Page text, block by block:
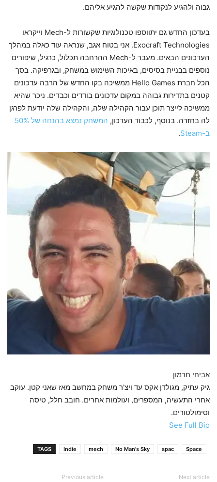
גבוה ולהגיע לנקודות שקשה להגיע אליהם.
בעדכון החדש גם יתווספו טכנולוגיות שקשורות ל-Mech וייקראו
Exocraft Technologies. אני בטוח אגב, שנראה עוד כאלה במהלך
העדכונים הבאים. מעבר ל-Mech ההרחבה תכלול, כרגיל, שיפורים
נוספים בבניית בסיסים, באיכות השימוש במשחק, ובגרפיקה. בסך
הכל חברת Hello Games ממשיכה בקו החדש של הרבה עדכונים
קטנים בתדירות גבוהה במקום עדכונים בודדים וכבדים. ניכר שהיא
ממשיכה לייצר תוכן עבור הקהילה שלה, והקהילה שלה יודעת לפרגן
לה בחזרה. בנוסף, לכבוד העדכון,
המשחק נמצא בהנחה של 50%
ב-Steam
.
אביחי חרמון
גיק עתיק, מגולדן אקס עד ויצ'ר משחק במחשב מאז שאני קטן. עוקב
אחרי התעשיה, המספרים, ועולמות אחרים. חובב חלל, טיסה
וסימולטורים.
See Full Bio
TAGS Indie mech No Man's Sky spac Space
Previous article Next article